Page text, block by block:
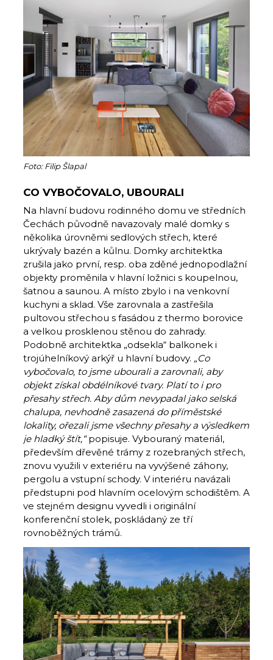
Foto: Filip Šlapal
CO VYBOČOVALO, UBOURALI
Na hlavní budovu rodinného domu ve středních
Čechách původně navazovaly malé domky s
několika úrovněmi sedlových střech, které
ukrývaly bazén a kůlnu. Domky architektka
zrušila jako první, resp. oba zděné jednopodlažní
objekty proměnila v hlavní ložnici s koupelnou,
šatnou a saunou. A místo zbylo i na venkovní
kuchyni a sklad. Vše zarovnala a zastřešila
pultovou střechou s fasádou z thermo borovice
a velkou prosklenou stěnou do zahrady.
Podobně architektka „odsekla“ balkonek i
trojúhelníkový arkýř u hlavní budovy. „Co
vybočovalo, to jsme ubourali a zarovnali, aby
objekt získal obdélníkové tvary. Platí to i pro
přesahy střech. Aby dům nevypadal jako selská
chalupa, nevhodně zasazená do příměstské
lokality, ořezali jsme všechny přesahy a výsledkem
je hladký štít,“popisuje. Vybouraný materiál,
především dřevěné trámy z rozebraných střech,
znovu využili v exteriéru na vyvýšené záhony,
pergolu a vstupní schody. V interiéru navázali
předstupni pod hlavním ocelovým schodištěm. A
ve stejném designu vyvedli i originální
konferenční stolek, poskládaný ze tří
rovnoběžných trámů.